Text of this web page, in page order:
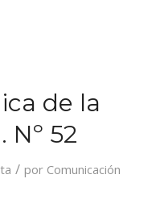
de la
Nº 52
/ por Comunicación